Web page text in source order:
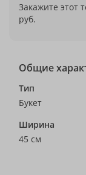
Закажите этот
руб.
Общие
Тип
Букет
Ширина
45 см